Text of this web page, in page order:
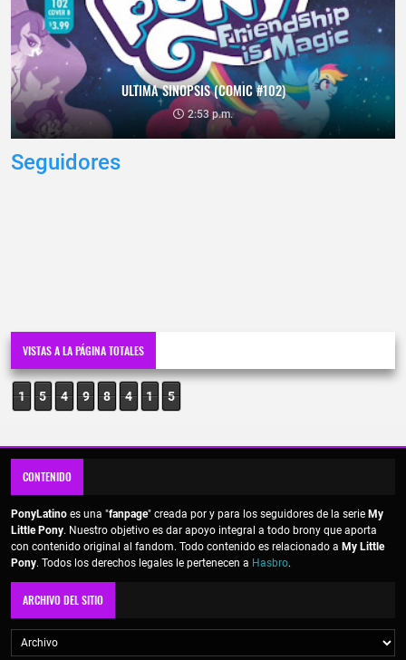
ULTIMA SINOPSIS (COMIC #102)
2:53 p.m.
Seguidores
VISTAS A LA PÁGINA TOTALES
1 5 4 9 8 4 1 5
CONTENIDO
PonyLatino es una "fanpage" creada por y para los seguidores de la serie My
Little Pony. Nuestro objetivo es dar apoyo integral a todo brony que aporta
con contenido original al fandom. Todo contenido es relacionado a My Little
Pony. Todos los derechos legales le pertenecen a Hasbro.
ARCHIVO DEL SITIO